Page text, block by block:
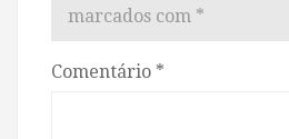
marcados com *
Comentário *